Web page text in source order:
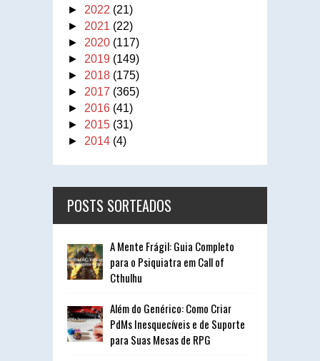
► 2022 (21)
► 2021 (22)
► 2020 (117)
► 2019 (149)
► 2018 (175)
► 2017 (365)
► 2016 (41)
► 2015 (31)
► 2014 (4)
POSTS SORTEADOS
A Mente Frágil: Guia Completo
para o Psiquiatra em Call of
Cthulhu
Além do Genérico: Como Criar
PdMs Inesquecíveis e de Suporte
para Suas Mesas de RPG